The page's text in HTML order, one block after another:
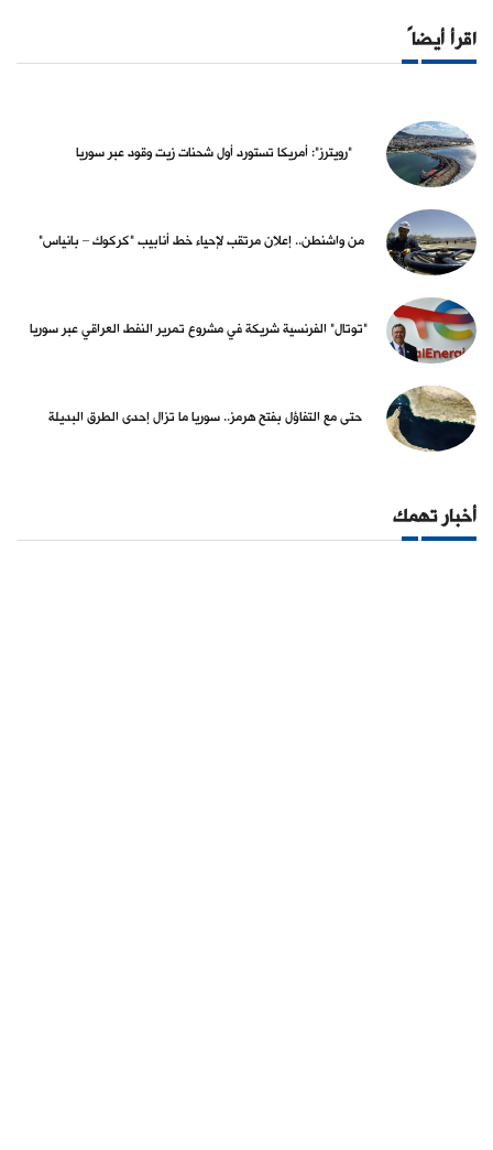
اقرأ أيضاً
"رويترز": أمريكا تستورد أول شحنات زيت وقود عبر سوريا
من واشنطن.. إعلان مرتقب لإحياء خط أنابيب "كركوك – بانياس"
"توتال" الفرنسية شريكة في مشروع تمرير النفط العراقي عبر سوريا
حتى مع التفاؤل بفتح هرمز.. سوريا ما تزال إحدى الطرق البديلة
أخبار تهمك